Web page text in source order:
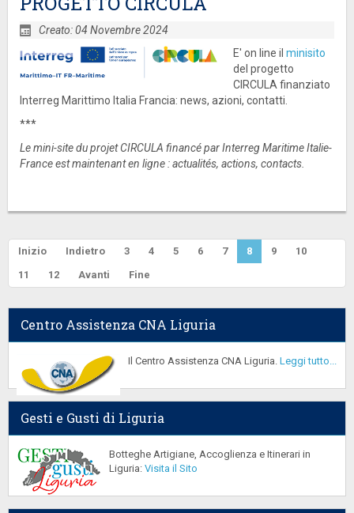
Creato: 04 Novembre 2024
E' on line il minisito
del progetto
CIRCULA finanziato
Interreg Marittimo Italia Francia: news, azioni, contatti.
***
Le mini-site du projet CIRCULA financé par Interreg Maritime Italie-
France est maintenant en ligne : actualités, actions, contacts.
Inizio Indietro 3 4 5 6 7 8 9
10
11
12 Avanti Fine
Centro Assistenza CNA Liguria
Il Centro Assistenza CNA Liguria. Leggi tutto...
Gesti e Gusti di Liguria
Botteghe Artigiane, Accoglienza e Itinerari in
Liguria: Visita il Sito